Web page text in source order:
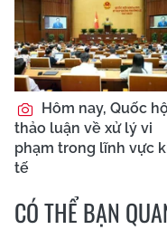
Hôm nay, Quốc
thảo luận về xử lý vi
phạm trong lĩnh vực
tế
CÓ THỂ BẠN